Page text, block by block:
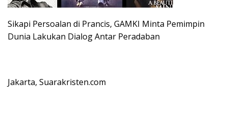
Sikapi Persoalan di Prancis, GAMKI Minta Pemimpin
Dunia Lakukan Dialog Antar Peradaban
Jakarta, Suarakristen.com